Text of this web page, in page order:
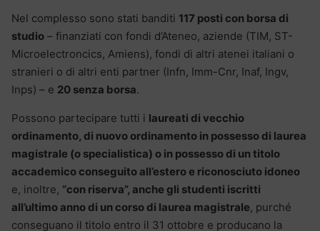
Nel complesso sono stati banditi 117 posti con borsa di
studio – finanziati con fondi d’Ateneo, aziende (TIM, ST-
Microelectroncics, Amiens), fondi di altri atenei italiani o
stranieri o di altri enti partner (Infn, Imm-Cnr, Inaf, Ingv,
Inps) – e 20 senza borsa.
Possono partecipare tutti i laureati di vecchio
ordinamento, di nuovo ordinamento in possesso di laurea
magistrale (o specialistica) o in possesso di un titolo
accademico conseguito all’estero e riconosciuto idoneo
e, inoltre, “con riserva”, anche gli studenti iscritti
all’ultimo anno di un corso di laurea magistrale, purché
conseguano il titolo entro il 31 ottobre e producano la